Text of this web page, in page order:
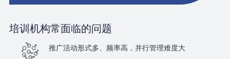
培训机构常面临的问题
推广活动形式多、频率高，并行管理难度大